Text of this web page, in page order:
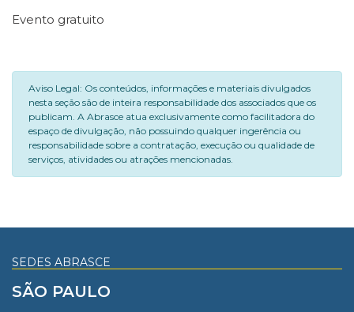
Evento gratuito
Aviso Legal: Os conteúdos, informações e materiais divulgados
nesta seção são de inteira responsabilidade dos associados que os
publicam. A Abrasce atua exclusivamente como facilitadora do
espaço de divulgação, não possuindo qualquer ingerência ou
responsabilidade sobre a contratação, execução ou qualidade de
serviços, atividades ou atrações mencionadas.
SEDES ABRASCE
SÃO PAULO